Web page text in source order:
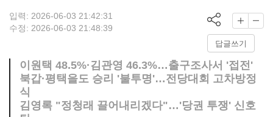
입력: 2026-06-03 21:42:31
수정: 2026-06-03 21:48:39
답글쓰기
이원택 48.5%·김관영 46.3%…출구조사서 '접전'
북갑·평택을도 승리 '불투명'…전당대회 고차방정
식
김영록 "정청래 끌어내리겠다"…'당권 투쟁' 신호